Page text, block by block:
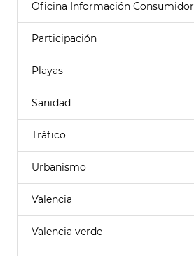
Oficina Información Consumidor
Participación
Playas
Sanidad
Tráfico
Urbanismo
Valencia
Valencia verde